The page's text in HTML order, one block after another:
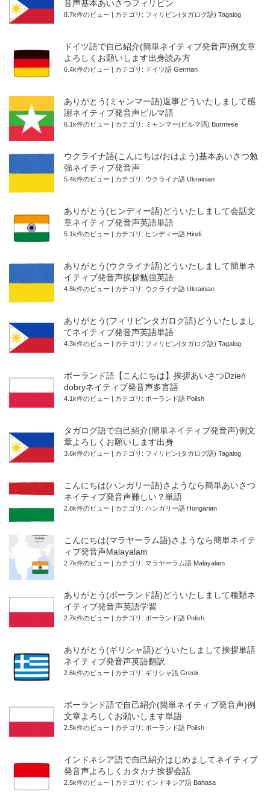
音声基本あいさつフィリピン
8.7k件のビュー カテゴリ: フィリピン(タガログ語) Tagalog
ドイツ語で自己紹介(簡単ネイティブ発音声)例文章
よろしくお願いします出身読み方
6.4k件のビュー カテゴリ: ドイツ語 German
ありがとう(ミャンマー語)返事どういたしまして感
謝ネイティブ発音声ビルマ語
6.1k件のビュー カテゴリ: ミャンマー(ビルマ語) Burmese
ウクライナ語(こんにちは/おはよう)基本あいさつ勉
強ネイティブ発音声
5.4k件のビュー カテゴリ: ウクライナ語 Ukrainian
ありがとう(ヒンディー語)どういたしまして会話文
章ネイティブ発音声英語単語
5.1k件のビュー カテゴリ: ヒンディー語 Hindi
ありがとう(ウクライナ語)どういたしまして簡単ネ
イティブ発音声挨拶勉強英語
4.8k件のビュー カテゴリ: ウクライナ語 Ukrainian
ありがとう(フィリピンタガログ語)どういたしまし
てネイティブ発音声英語単語
4.3k件のビュー カテゴリ: フィリピン(タガログ語) Tagalog
ポーランド語【こんにちは】挨拶あいさつDzień
dobryネイティブ発音声多言語
4.1k件のビュー カテゴリ: ポーランド語 Polish
タガログ語で自己紹介(簡単ネイティブ発音声)例文
章よろしくお願いします出身
3.6k件のビュー カテゴリ: フィリピン(タガログ語) Tagalog
こんにちは(ハンガリー語)さようなら簡単あいさつ
ネイティブ発音声難しい？単語
2.8k件のビュー カテゴリ: ハンガリー語 Hungarian
こんにちは(マラヤーラム語)さようなら簡単ネイテ
ィブ発音声Malayalam
2.7k件のビュー カテゴリ: マラヤーラム語 Malayalam
ありがとう(ポーランド語)どういたしまして種類ネ
イティブ発音声英語学習
2.7k件のビュー カテゴリ: ポーランド語 Polish
ありがとう(ギリシャ語)どういたしまして挨拶単語
ネイティブ発音声英語翻訳
2.6k件のビュー カテゴリ: ギリシャ語 Greek
ポーランド語で自己紹介(簡単ネイティブ発音声)例
文章よろしくお願いします単語
2.5k件のビュー カテゴリ: ポーランド語 Polish
インドネシア語で自己紹介はじめましてネイティブ
発音声よろしくカタカナ挨拶会話
2.5k件のビュー カテゴリ: インドネシア語 Bahasa